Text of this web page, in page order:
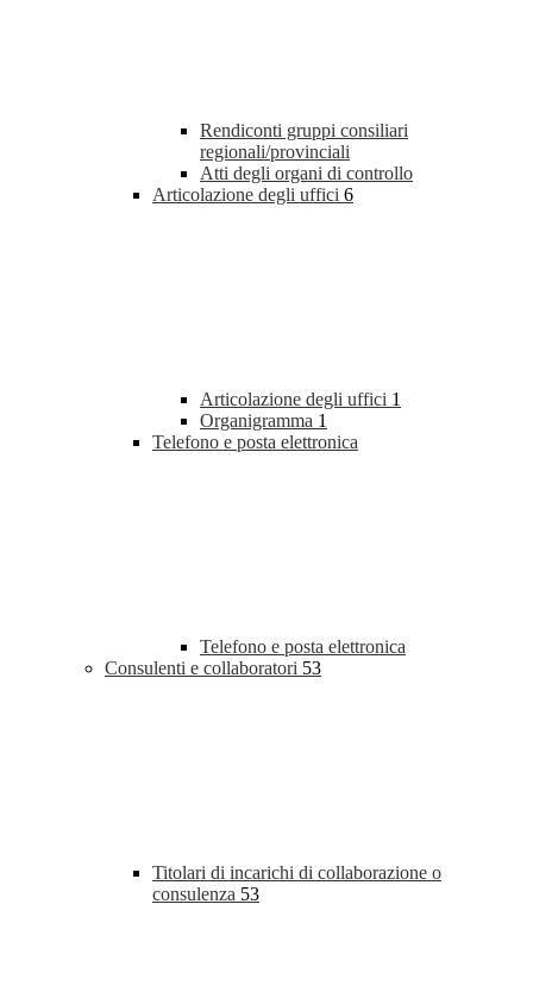
Rendiconti gruppi consiliari
regionali/provinciali
Atti degli organi di controllo
Articolazione degli uffici 6
Articolazione degli uffici 1
Organigramma 1
Telefono e posta elettronica
Telefono e posta elettronica
Consulenti e collaboratori 53
Titolari di incarichi di collaborazione o
consulenza 53